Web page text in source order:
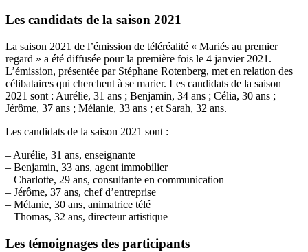
Les candidats de la saison 2021
La saison 2021 de l’émission de téléréalité « Mariés au premier
regard » a été diffusée pour la première fois le 4 janvier 2021.
L’émission, présentée par Stéphane Rotenberg, met en relation des
célibataires qui cherchent à se marier. Les candidats de la saison
2021 sont : Aurélie, 31 ans ; Benjamin, 34 ans ; Célia, 30 ans ;
Jérôme, 37 ans ; Mélanie, 33 ans ; et Sarah, 32 ans.
Les candidats de la saison 2021 sont :
– Aurélie, 31 ans, enseignante
– Benjamin, 33 ans, agent immobilier
– Charlotte, 29 ans, consultante en communication
– Jérôme, 37 ans, chef d’entreprise
– Mélanie, 30 ans, animatrice télé
– Thomas, 32 ans, directeur artistique
Les témoignages des participants